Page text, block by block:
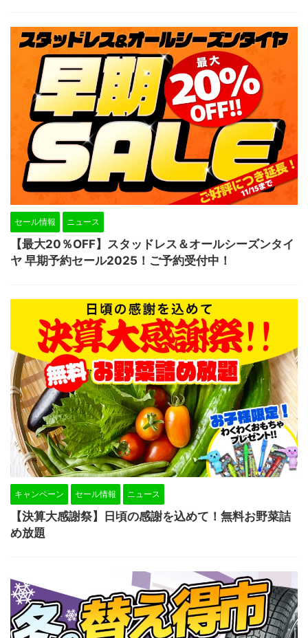
セール情報 ニュース
【最大20％OFF】スタッドレス＆オールシーズンタイ
ヤ 早期予約セール2025！ご予約受付中！
キャンペーン セール情報 ニュース
【決算大感謝祭】日頃の感謝を込めて！無料お野菜詰
め放題